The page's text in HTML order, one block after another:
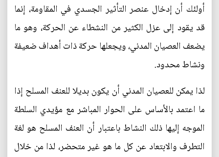
أولئك أن إدخال عنصر التأثير الجسدي في المقاومة، إنما
قد يقود إلى عزل الكثير من النشطاء عن الحركة، وهو ما
يضعف العصيان المدني، ويجعلها حركة ذات أهداف ضعيفة
ونشاط محدود.
لذا يمكن للعصيان المدني أن يكون بديلا للعنف المسلح إذا
ما اعتمد بالأساس على الحوار المباشر مع مؤيدي السلطة
الموجه إليها ذلك النشاط باعتبار أن العنف المسلح هو لغة
التطرف والابتعاد عن كل ما هو غير متحضر، لذا من خلال